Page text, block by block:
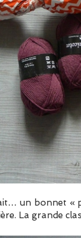
un bonnet
La grande